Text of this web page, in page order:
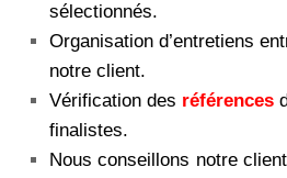
sélectionnés.
Organisation d’entretiens
notre client.
Vérification des références
finalistes.
Nous conseillons notre